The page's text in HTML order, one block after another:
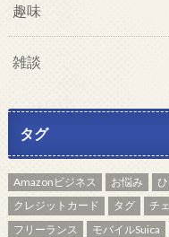
趣味
雑談
タグ
Amazonビジネス お悩み
クレジットカード
タグ チ
フリーランス
モバイルSuica